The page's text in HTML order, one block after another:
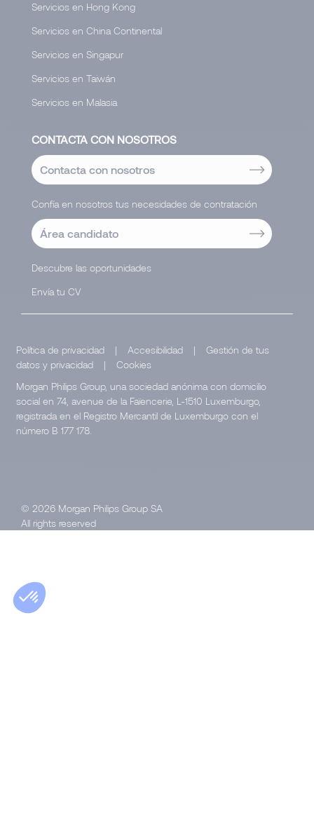
Servicios en Hong Kong
Servicios en China Continental
Servicios en Singapur
Servicios en Taiwán
Servicios en Malasia
CONTACTA CON NOSOTROS
Contacta con nosotros
Confía en nosotros tus necesidades de contratación
Área candidato
Descubre las oportunidades
Envía tu CV
Política de privacidad | Accesibilidad |
Gestión de tus
datos y privacidad
|
Cookies
Morgan Philips Group, una sociedad anónima con domicilio
social en 74, avenue de la Faïencerie, L-1510 Luxemburgo,
registrada en el Registro Mercantil de Luxemburgo con el
número B 177 178.
© 2026 Morgan Philips Group SA
All rights reserved